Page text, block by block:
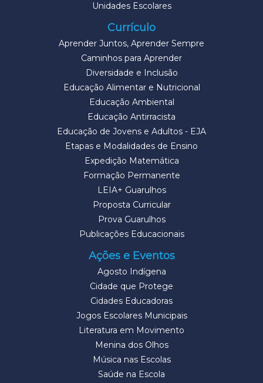
Unidades Escolares
Currículo
Aprender Juntos, Aprender Sempre
Caminhos para Aprender
Diversidade e Inclusão
Educação Alimentar e Nutricional
Educação Ambiental
Educação Antirracista
Educação de Jovens e Adultos - EJA
Etapas e Modalidades de Ensino
Expedição Matemática
Formação Permanente
LEIA+ Guarulhos
Proposta Curricular
Prova Guarulhos
Publicações Educacionais
Ações e Eventos
Agosto Indígena
Cidade que Protege
Cidades Educadoras
Jogos Escolares Municipais
Literatura em Movimento
Menina dos Olhos
Música nas Escolas
Saúde na Escola